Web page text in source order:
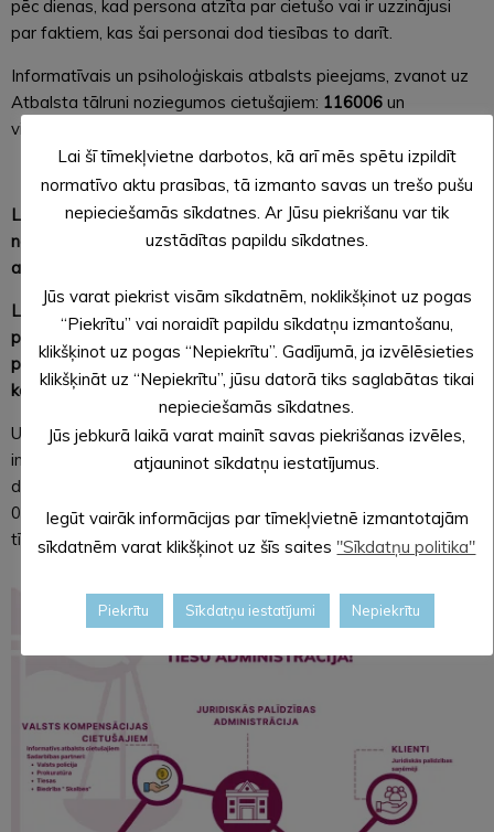
pēc dienas, kad persona atzīta par cietušo vai ir uzzinājusi
par faktiem, kas šai personai dod tiesības to darīt.
Informatīvais un psiholoģiskais atbalsts pieejams, zvanot uz
Atbalsta tālruni noziegumos cietušajiem: 116006 un
vietnē
Lai saņemtu valsts kompensāciju cietušajiem un valsts
nodrošināto juridisko palīdzību, ir jāvēršas Tiesu
administrācijā.
Līdz šim minētos pakalpojumus nodrošināja Juridiskās
palīdzības administrācija, kas no 2024.gada 1.janvāra tiek
pievienota Tiesu administrācijai. Pakalpojumu sniegšanas
kārtībā izmaiņu nav.
Uzzini vairāk par pakalpojumiem, iesnieguma veidlapām un
informāciju par to aizpildīšanu un nepieciešamajiem
dokumentiem, zvanot uz bezmaksas informatīvo tālruni 800
01 801 (darba laikā), vai apmeklē Tiesu administrācijas
tīmekļa vietni www.ta.gov.lv
Lai šī tīmekļvietne darbotos, kā arī mēs spētu izpildīt
normatīvo aktu prasības, tā izmanto savas un trešo pušu
nepieciešamās sīkdatnes. Ar Jūsu piekrišanu var tik
uzstādītas papildu sīkdatnes.
Jūs varat piekrist visām sīkdatnēm, noklikšķinot uz pogas
“Piekrītu” vai noraidīt papildu sīkdatņu izmantošanu,
klikšķinot uz pogas “Nepiekrītu”. Gadījumā, ja izvēlēsieties
klikšķināt uz “Nepiekrītu”, jūsu datorā tiks saglabātas tikai
nepieciešamās sīkdatnes.
Jūs jebkurā laikā varat mainīt savas piekrišanas izvēles,
atjauninot sīkdatņu iestatījumus.
Iegūt vairāk informācijas par tīmekļvietnē izmantotajām
sīkdatnēm varat klikšķinot uz šīs saites "Sīkdatņu politika"
Piekrītu Sīkdatņu iestatījumi Nepiekrītu